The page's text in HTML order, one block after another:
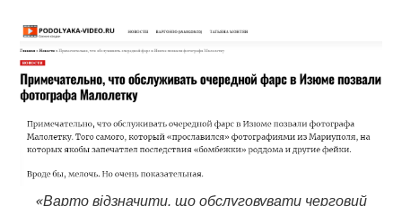
«Варто відзначити, що обслуговувати черговий